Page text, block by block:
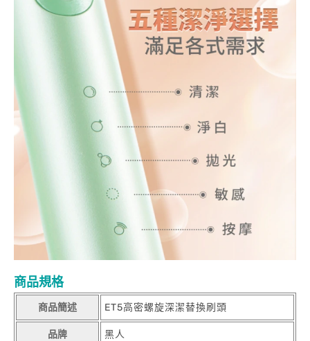
商品規格
商品簡述 ET5高密螺旋深潔替換刷頭
品牌 黑人